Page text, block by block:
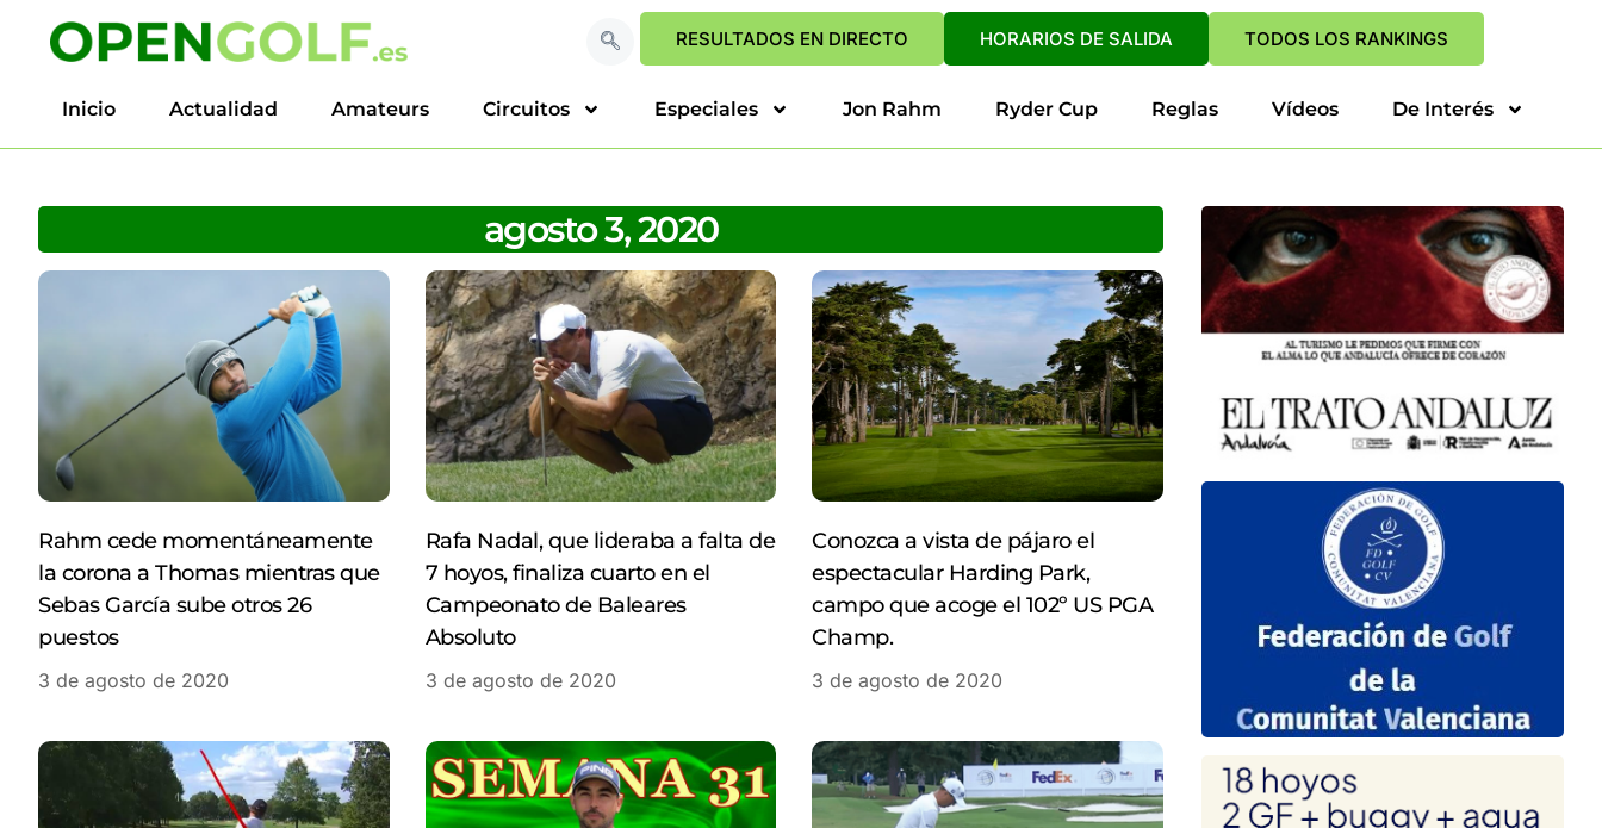
RESULTADOS EN DIRECTO HORARIOS DE SALIDA TODOS LOS RANKINGS
Inicio Actualidad Amateurs Circuitos Especiales Jon Rahm Ryder Cup Reglas Vídeos De Interés
agosto 3, 2020
Rahm cede momentáneamente
la corona a Thomas mientras que
Sebas García sube otros 26
puestos
3 de agosto de 2020
Rafa Nadal, que lideraba a falta de
7 hoyos, finaliza cuarto en el
Campeonato de Baleares
Absoluto
3 de agosto de 2020
Conozca a vista de pájaro el
espectacular Harding Park,
campo que acoge el 102º US PGA
Champ.
3 de agosto de 2020